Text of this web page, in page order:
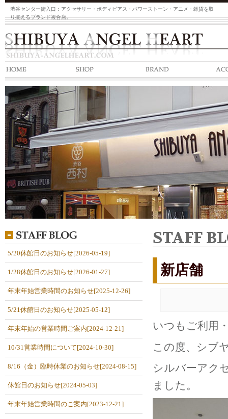
渋谷センター街入口：アクセサリー・ボディピアス・パワーストーン・アニメ・雑貨を取
り揃えるブランド複合店。
STAFF
新店舗
いつもご利用
この度、シブ
シルバーアク
ました。
5/20休館日のお知らせ[2026-05-19]
1/28休館日のお知らせ[2026-01-27]
年末年始営業時間のお知らせ[2025-12-26]
5/21休館日のお知らせ[2025-05-12]
年末年始の営業時間ご案内[2024-12-21]
10/31営業時間について[2024-10-30]
8/16（金）臨時休業のお知らせ[2024-08-15]
休館日のお知らせ[2024-05-03]
年末年始営業時間のご案内[2023-12-21]